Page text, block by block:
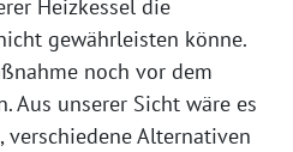
Heizkessel die
gewährleisten könne.
noch vor dem
Aus unserer Sicht wäre es
Alternativen